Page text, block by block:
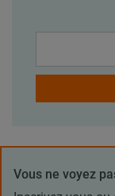
Vous ne voyez